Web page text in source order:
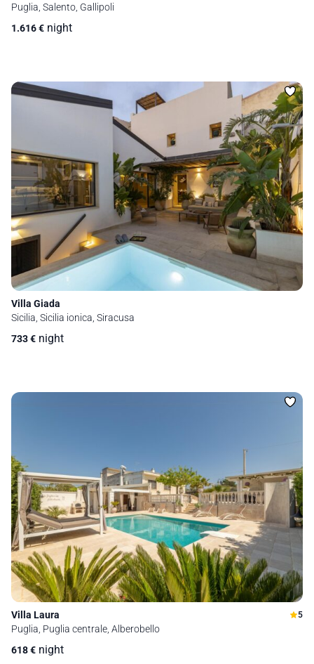
Puglia, Salento, Gallipoli
1.616€ night
Villa Giada
Sicilia, Sicilia ionica, Siracusa
733€ night
Villa Laura 5
Puglia, Puglia centrale, Alberobello
618€ night